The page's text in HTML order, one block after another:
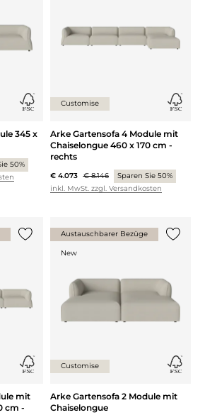
345 x
50%
Customise
Arke Gartensofa 4 Module mit
Chaiselongue 460 x 170 cm -
rechts
€ 4.073 € 8.146
Sparen Sie 50%
inkl. MwSt. zzgl. Versandkosten
{0} zur Liste hinzufügen
mit
cm -
Austauschbarer Bezüge
New
Customise
Arke Gartensofa 2 Module mit
Chaiselongue